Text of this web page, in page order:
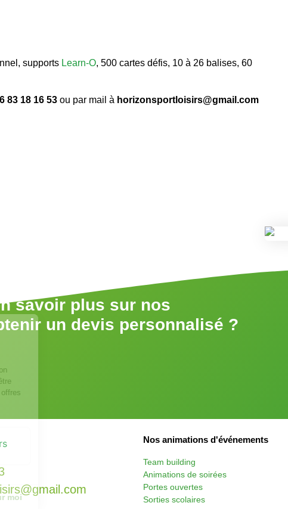
supports Learn-O, 500 cartes défis, 10 à 26 balises, 60
83 18 16 53 ou par mail à horizonsportloisirs@gmail.com
savoir plus sur nos
un devis personnalisé ?
Nos animations d'événements
Team building
Animations de soirées
Portes ouvertes
Sorties scolaires